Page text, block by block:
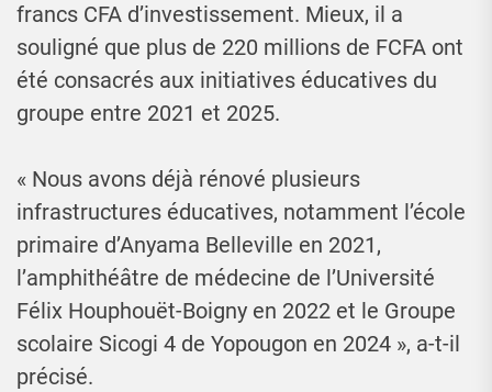
francs CFA d’investissement. Mieux, il a
souligné que plus de 220 millions de FCFA ont
été consacrés aux initiatives éducatives du
groupe entre 2021 et 2025.
« Nous avons déjà rénové plusieurs
infrastructures éducatives, notamment l’école
primaire d’Anyama Belleville en 2021,
l’amphithéâtre de médecine de l’Université
Félix Houphouët-Boigny en 2022 et le Groupe
scolaire Sicogi 4 de Yopougon en 2024 », a-t-il
précisé.